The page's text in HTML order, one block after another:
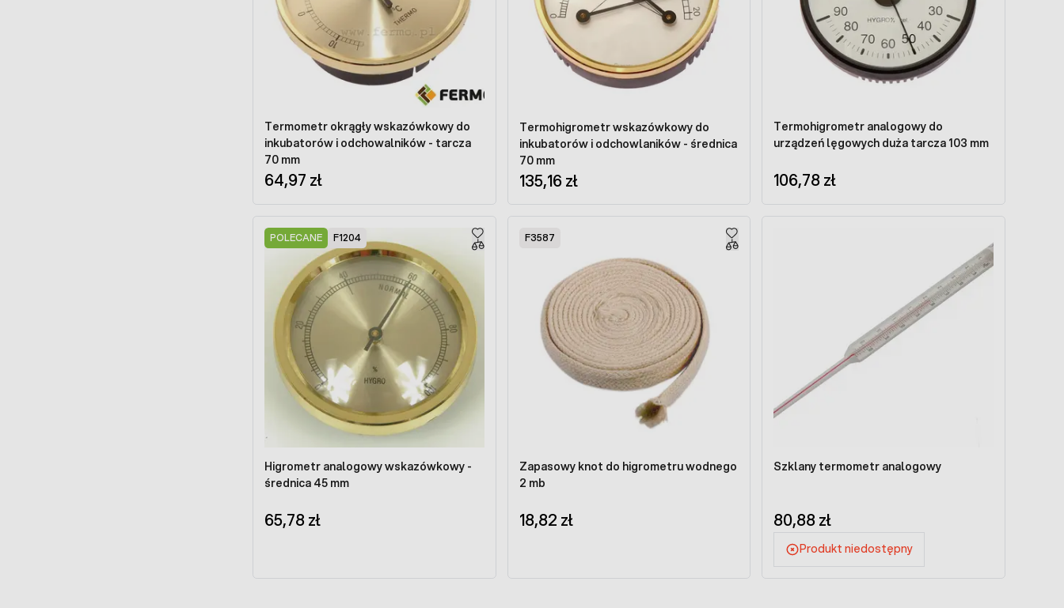
Termometr okrągły wskazówkowy do
inkubatorów i odchowalników - tarcza
70 mm
64,97 zł
Termohigrometr wskazówkowy do
inkubatorów i odchowlaników - średnica
70 mm
135,16 zł
Termohigrometr analogowy do
urządzeń lęgowych duża tarcza 103 mm
106,78 zł
POLECANE F1204
Higrometr analogowy wskazówkowy -
średnica 45 mm
65,78 zł
F3587
Zapasowy knot do higrometru wodnego
2 mb
18,82 zł
Szklany termometr analogowy
80,88 zł
Produkt niedostępny